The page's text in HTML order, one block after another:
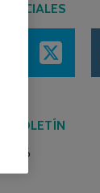
SOCIALES
BOLETÍN